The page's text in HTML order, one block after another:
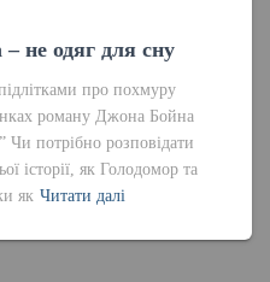
не одяг для сну
про похмуру
роману Джона Бойна
Чи потрібно розповідати
історії, як Голодомор та
як Читати далі